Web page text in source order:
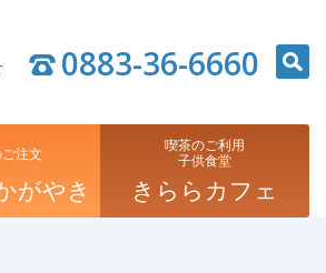
0883-36-6660
注文
がやき
喫茶のご利用
子供食堂
きららカフェ